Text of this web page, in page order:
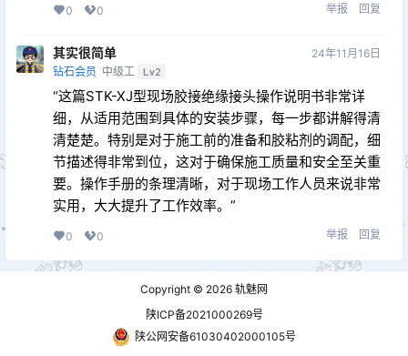
0 0 举报 回复
其实很简单
钻石会员 中级工 Lv2
24年11月16日
“这篇STK-XJ型现场胶接绝缘接头操作说明书非常详
细，从适用范围到具体的安装步骤，每一步都讲解得清
清楚楚。特别是对于施工前的准备和胶粘剂的调配，细
节描述得非常到位，这对于确保施工质量和安全至关重
要。操作手册的条理清晰，对于现场工作人员来说非常
实用，大大提升了工作效率。”
0 0 举报 回复
Copyright © 2026 轨魅网
陕ICP备2021000269号
陕公网安备61030402000105号